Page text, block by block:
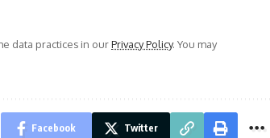
data practices in ourPrivacy Policy. You may
Facebook Twitter